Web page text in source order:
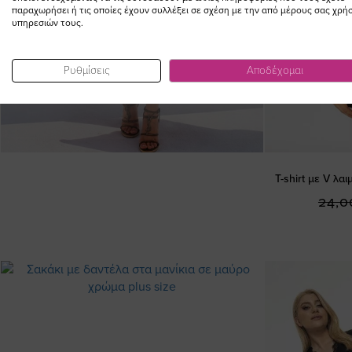
T-shirt με V
παραχωρήσει ή τις οποίες έχουν συλλέξει σε σχέση με την από μέρους σας
υπηρεσιών τους.
Ρυθμίσεις Αποδέχομαι